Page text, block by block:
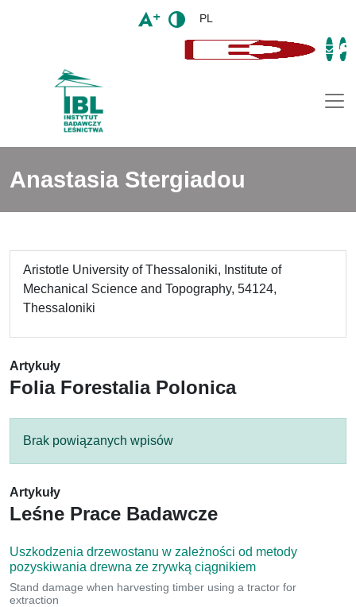
PL
Anastasia Stergiadou
Aristotle University of Thessaloniki, Institute of
Mechanical Science and Topography, 54124,
Thessaloniki
Artykuły
Folia Forestalia Polonica
Brak powiązanych wpisów
Artykuły
Leśne Prace Badawcze
Uszkodzenia drzewostanu w zależności od metody
pozyskiwania drewna ze zrywką ciągnikiem
Stand damage when harvesting timber using a tractor for
extraction